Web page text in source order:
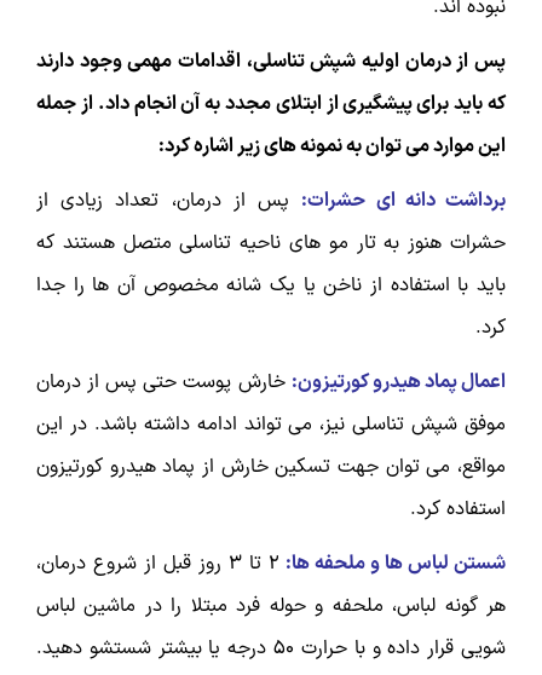
نبوده اند.
پس از درمان اولیه شپش تناسلی، اقدامات مهمی وجود دارند
که باید برای پیشگیری از ابتلای مجدد به آن انجام داد. از جمله
این موارد می توان به نمونه های زیر اشاره کرد:
برداشت دانه ای حشرات: پس از درمان، تعداد زیادی از
حشرات هنوز به تار مو های ناحیه تناسلی متصل هستند که
باید با استفاده از ناخن یا یک شانه مخصوص آن ها را جدا
کرد.
اعمال پماد هیدرو کورتیزون: خارش پوست حتی پس از درمان
موفق شپش تناسلی نیز، می تواند ادامه داشته باشد. در این
مواقع، می توان جهت تسکین خارش از پماد هیدرو کورتیزون
استفاده کرد.
شستن لباس ها و ملحفه ها:
2 تا 3 روز قبل از شروع درمان،
هر گونه لباس، ملحفه و حوله فرد مبتلا را در ماشین لباس
شویی قرار داده و با حرارت 50 درجه یا بیشتر شستشو دهید.